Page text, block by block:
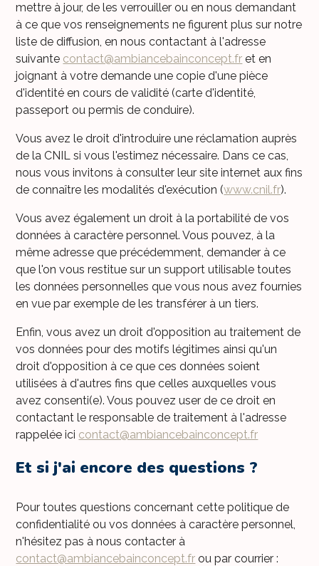
mettre à jour, de les verrouiller ou en nous demandant
à ce que vos renseignements ne figurent plus sur notre
liste de diffusion, en nous contactant à l'adresse
suivante contact@ambiancebainconcept.fr et en
joignant à votre demande une copie d'une pièce
d'identité en cours de validité (carte d'identité,
passeport ou permis de conduire).
Vous avez le droit d'introduire une réclamation auprès
de la CNIL si vous l'estimez nécessaire. Dans ce cas,
nous vous invitons à consulter leur site internet aux fins
de connaître les modalités d'exécution (www.cnil.fr).
Vous avez également un droit à la portabilité de vos
données à caractère personnel. Vous pouvez, à la
même adresse que précédemment, demander à ce
que l'on vous restitue sur un support utilisable toutes
les données personnelles que vous nous avez fournies
en vue par exemple de les transférer à un tiers.
Enfin, vous avez un droit d'opposition au traitement de
vos données pour des motifs légitimes ainsi qu'un
droit d'opposition à ce que ces données soient
utilisées à d'autres fins que celles auxquelles vous
avez consenti(e). Vous pouvez user de ce droit en
contactant le responsable de traitement à l'adresse
rappelée ici contact@ambiancebainconcept.fr
Et si j'ai encore des questions ?
Pour toutes questions concernant cette politique de
confidentialité ou vos données à caractère personnel,
n'hésitez pas à nous contacter à
contact@ambiancebainconcept.fr ou par courrier :